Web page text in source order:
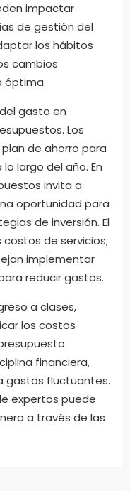
impactar
de gestión del
los hábitos
cambios
óptima.
gasto en
Los
de ahorro para
largo del año. En
invita a
oportunidad para
de inversión. El
de servicios;
implementar
reducir gastos.
a clases,
los costos
financiera,
gastos fluctuantes.
expertos puede
a través de las